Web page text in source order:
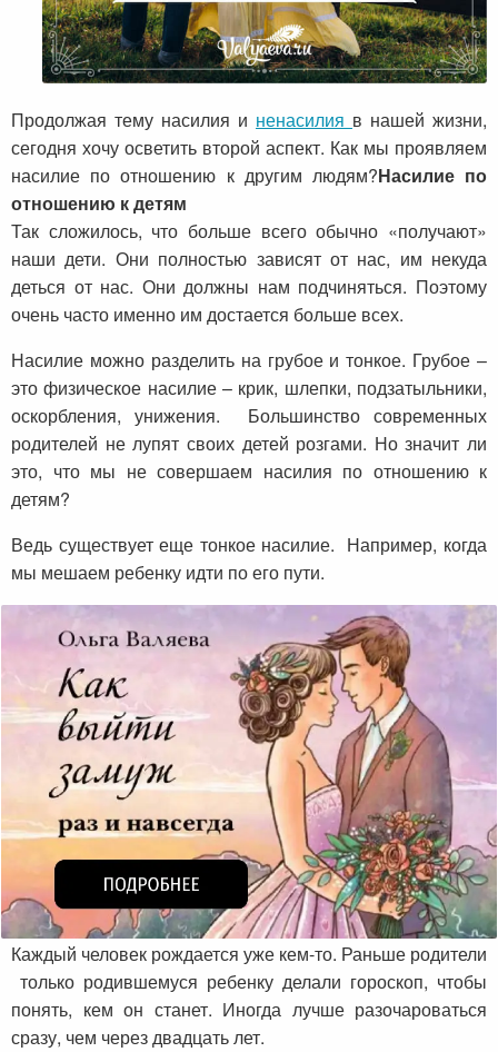
Продолжая тему насилия и ненасилия в нашей жизни,
сегодня хочу осветить второй аспект. Как мы проявляем
насилие по отношению к другим людям?Насилие по
отношению к детям
Так сложилось, что больше всего обычно «получают»
наши дети. Они полностью зависят от нас, им некуда
деться от нас. Они должны нам подчиняться. Поэтому
очень часто именно им достается больше всех.
Насилие можно разделить на грубое и тонкое. Грубое –
это физическое насилие – крик, шлепки, подзатыльники,
оскорбления, унижения. Большинство современных
родителей не лупят своих детей розгами. Но значит ли
это, что мы не совершаем насилия по отношению к
детям?
Ведь существует еще тонкое насилие. Например, когда
мы мешаем ребенку идти по его пути.
Каждый человек рождается уже кем-то. Раньше родители
только родившемуся ребенку делали гороскоп, чтобы
понять, кем он станет. Иногда лучше разочароваться
сразу, чем через двадцать лет.